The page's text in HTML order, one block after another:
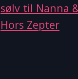
sølv til Nanna
Hors Zepter